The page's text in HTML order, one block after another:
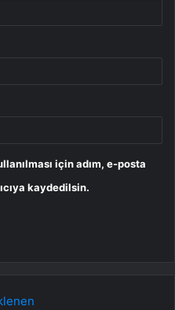
için adım, e-posta
kaydedilsin.